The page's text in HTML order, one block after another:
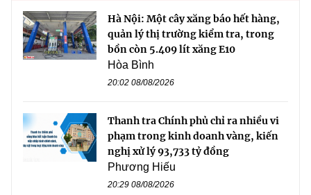
Hà Nội: Một cây xăng báo hết hàng,
quản lý thị trường kiểm tra, trong
bồn còn 5.409 lít xăng E10
Hòa Bình
20:02 08/08/2026
Thanh tra Chính phủ chỉ ra nhiều vi
phạm trong kinh doanh vàng, kiến
nghị xử lý 93,733 tỷ đồng
Phương Hiếu
20:29 08/08/2026